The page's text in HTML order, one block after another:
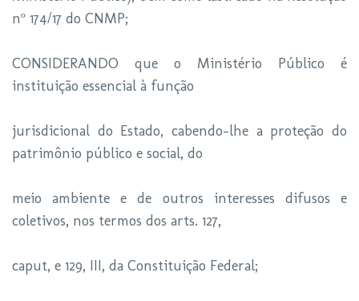
nº 174/17 do CNMP;
CONSIDERANDO que o Ministério Público é
instituição essencial à função
jurisdicional do Estado, cabendo-lhe a proteção do
patrimônio público e social, do
meio ambiente e de outros interesses difusos e
coletivos, nos termos dos arts. 127,
caput, e 129, III, da Constituição Federal;